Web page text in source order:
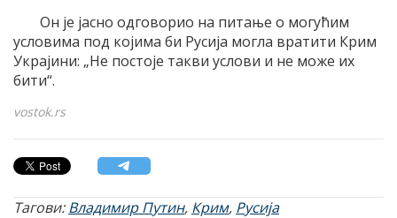
Он је јасно одговорио на питање о могућим
условима под којима би Русија могла вратити Крим
Украјини: „Не постоје такви услови и не може их
бити“.
vostok.rs
Тагови:Владимир Путин, Крим, Русија